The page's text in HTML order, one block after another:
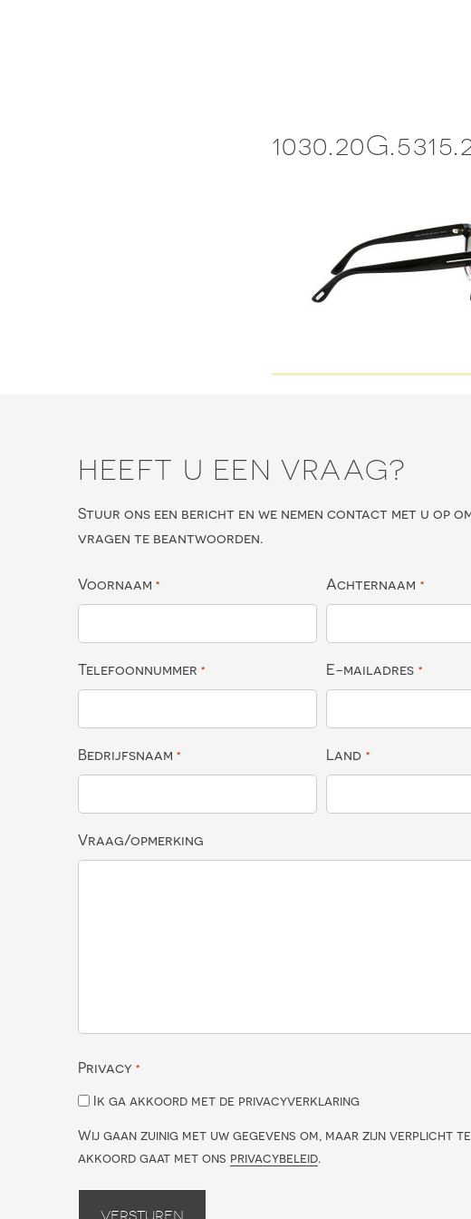
HEEFT U EEN VRAAG?
Stuur ons een bericht en we nemen contact met u op
vragen te beantwoorden.
Voornaam * Achternaam *
Telefoonnummer * E-mailadres *
Bedrijfsnaam * Land *
Vraag/opmerking
Privacy *
Ik ga akkoord met de privacyverklaring
Wij gaan zuinig met uw gegevens om, maar zijn verplicht
akkoord gaat met ons privacybeleid.